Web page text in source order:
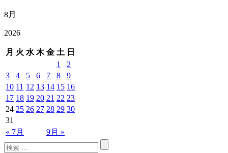
8月
2026
月 火 水 木 金 土 日
« 7月 9月 »
1
2
3
4 5 6 7 8
9
10 11 12 13 14 15 16
17 18 19 20 21 22 23
24 25 26 27 28 29 30
31